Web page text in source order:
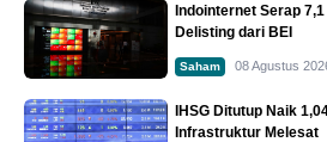
Indointernet Serap
Delisting dari BEI
Saham 08 Agustus
IHSG Ditutup Naik
Infrastruktur Melesat